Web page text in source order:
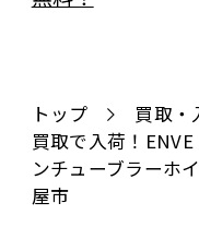
トップ
買取・
買取で入荷！
ンチューブラーホ
屋市